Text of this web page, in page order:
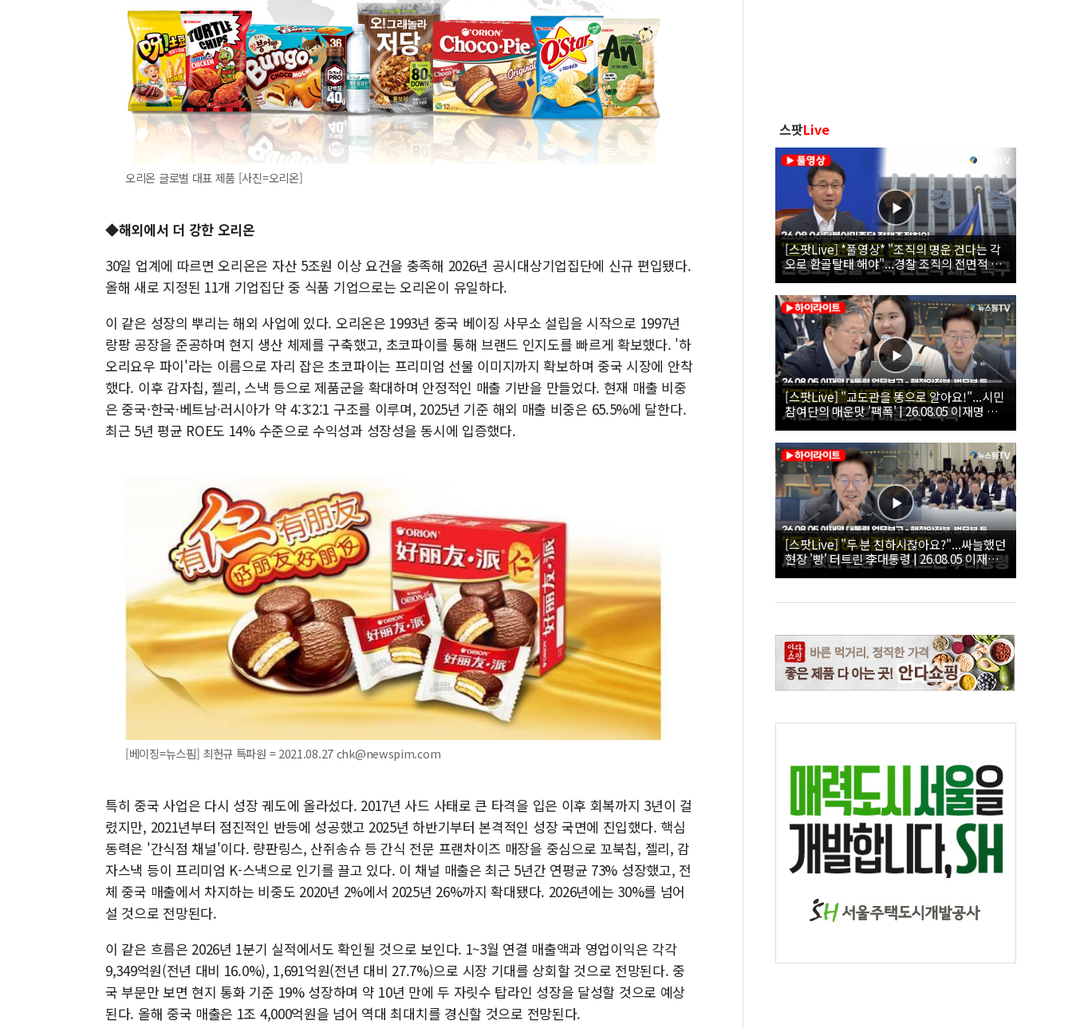
오리온 글로벌 대표 제품 [사진=오리온]
◆해외에서 더 강한 오리온
30일 업계에 따르면 오리온은 자산 5조원 이상 요건을 충족해 2026년 공시대상기업집단에 신규 편입됐다.
올해 새로 지정된 11개 기업집단 중 식품 기업으로는 오리온이 유일하다.
이 같은 성장의 뿌리는 해외 사업에 있다. 오리온은 1993년 중국 베이징 사무소 설립을 시작으로 1997년
랑팡 공장을 준공하며 현지 생산 체제를 구축했고, 초코파이를 통해 브랜드 인지도를 빠르게 확보했다. '하
오리요우 파이'라는 이름으로 자리 잡은 초코파이는 프리미엄 선물 이미지까지 확보하며 중국 시장에 안착
했다. 이후 감자칩, 젤리, 스낵 등으로 제품군을 확대하며 안정적인 매출 기반을 만들었다. 현재 매출 비중
은 중국·한국·베트남·러시아가 약 4:3:2:1 구조를 이루며, 2025년 기준 해외 매출 비중은 65.5%에 달한다.
최근 5년 평균 ROE도 14% 수준으로 수익성과 성장성을 동시에 입증했다.
[베이징=뉴스핌] 최헌규 특파원 = 2021.08.27 chk@newspim.com
특히 중국 사업은 다시 성장 궤도에 올라섰다. 2017년 사드 사태로 큰 타격을 입은 이후 회복까지 3년이 걸
렸지만, 2021년부터 점진적인 반등에 성공했고 2025년 하반기부터 본격적인 성장 국면에 진입했다. 핵심
동력은 '간식점 채널'이다. 량판링스, 산쥐송슈 등 간식 전문 프랜차이즈 매장을 중심으로 꼬북칩, 젤리, 감
자스낵 등이 프리미엄 K-스낵으로 인기를 끌고 있다. 이 채널 매출은 최근 5년간 연평균 73% 성장했고, 전
체 중국 매출에서 차지하는 비중도 2020년 2%에서 2025년 26%까지 확대됐다. 2026년에는 30%를 넘어
설 것으로 전망된다.
이 같은 흐름은 2026년 1분기 실적에서도 확인될 것으로 보인다. 1~3월 연결 매출액과 영업이익은 각각
9,349억원(전년 대비 16.0%), 1,691억원(전년 대비 27.7%)으로 시장 기대를 상회할 것으로 전망된다. 중
국 부문만 보면 현지 통화 기준 19% 성장하며 약 10년 만에 두 자릿수 탑라인 성장을 달성할 것으로 예상
된다. 올해 중국 매출은 1조 4,000억원을 넘어 역대 최대치를 경신할 것으로 전망된다.
스팟Live
[스팟Live] *풀영상* "조직의 명운 건다는 각
오로 환골탈태 해야"...경찰 조직의 전면적 쇄
신 촉구한 한병도 | 26.08.06 더불어민주당 정
책조정회의
[스팟Live] "교도관을 똥으로 알아요!"...시민
참여단의 매운맛 '팩폭' | 26.08.05 이재명 대
통령 업무보고 - 행정안전부, 법무부, 국무조
정실, 법제처, 인사혁신처
[스팟Live] "두 분 친하시잖아요?"...싸늘했던
현장 '빵' 터트린 李대통령 | 26.08.05 이재명
대통령 업무보고 - 행정안전부, 법무부 등